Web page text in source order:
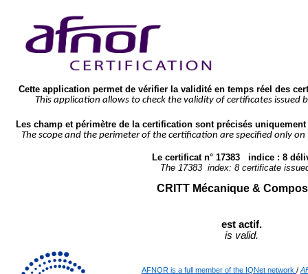
Cette application permet de vérifier la validité en temps réel des
This application allows to check the validity of certificates issued
Les champ et périmètre de la certification sont précisés
The scope and the perimeter of the certification are specified only
Le certificat n° 17383
   indice :
8
The 17383
  index:
8 certificate
CRITT Mécanique &
est actif.
is valid.
AFNOR is a full member of the IQNet network /